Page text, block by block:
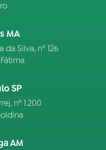
MA
da Silva, nº 126
SP
nº 1.200
AM